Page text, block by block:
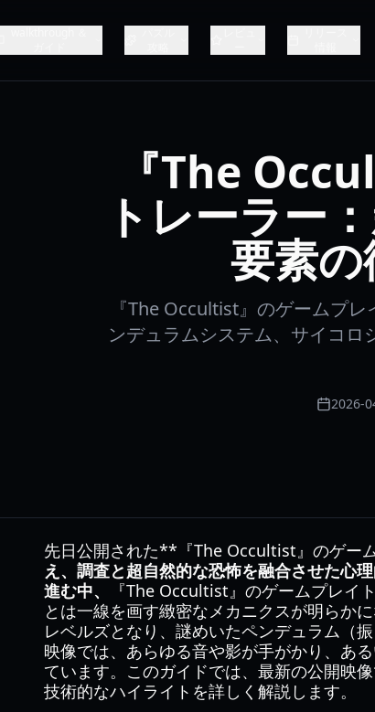
『The
トレーラー
要素
『The Occultist』のゲームプ
ンデュラムシステム、サイコ
2026-
先日公開された**『The Occultist』のゲー
え、調査と超自然的な恐怖を融合させた心
進む中、
『The Occultist』のゲームプレイ
とは一線を画す緻密なメカニクスが明らか
レベルズとなり、謎めいたペンデュラム（
映像では、あらゆる音や影が手がかり、あ
ています。このガイドでは、最新の公開映
技術的なハイライトを詳しく解説します。